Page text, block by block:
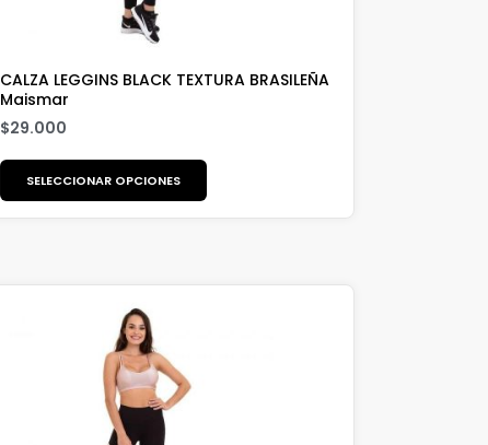
CALZA LEGGINS BLACK TEXTURA BRASILEÑA
Maismar
$29.000
SELECCIONAR OPCIONES